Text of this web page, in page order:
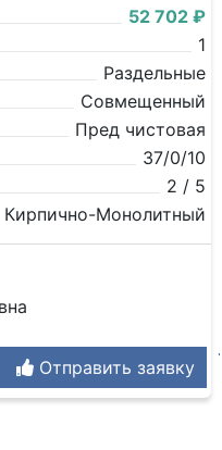
52 702 ₽
1
Раздельные
Совмещенный
Пред чистовая
37/0/10
2 / 5
Кирпично-Монолитный
Отправить заявку